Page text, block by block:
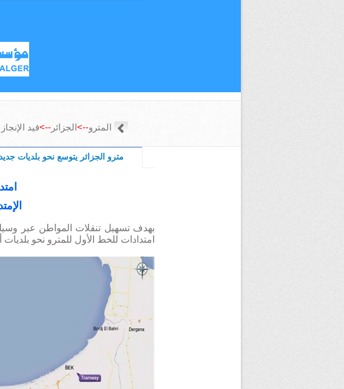
المترو-->الجزائر -->قيد الإنجاز
مترو الجزائر يتوسع نحو بلديات
بهدف تسهيل تنقلات المواطن عبر
امتدادات للخط الأول للمترو نحو